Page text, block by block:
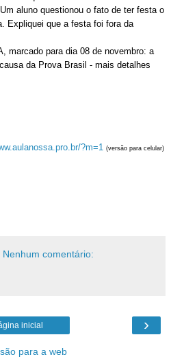
aluno questionou o fato de ter festa o
Expliquei que a festa foi fora da
marcado para dia 08 de novembro: a
da Prova Brasil - mais detalhes
?m=1 (versão para celular)
Nenhum comentário:
›
inicial
para a web